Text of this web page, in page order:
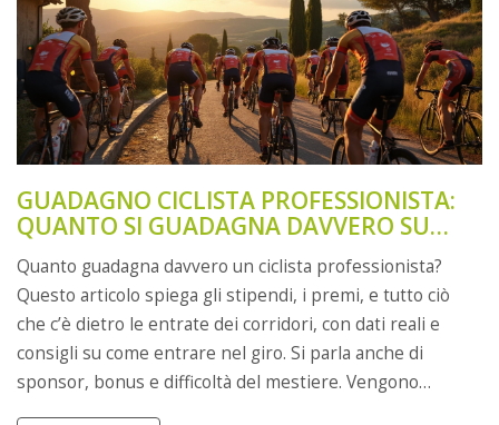
GUADAGNO CICLISTA PROFESSIONISTA:
QUANTO SI GUADAGNA DAVVERO SU
DUE RUOTE
Quanto guadagna davvero un ciclista professionista?
Questo articolo spiega gli stipendi, i premi, e tutto ciò
che c’è dietro le entrate dei corridori, con dati reali e
consigli su come entrare nel giro. Si parla anche di
sponsor, bonus e difficoltà del mestiere. Vengono